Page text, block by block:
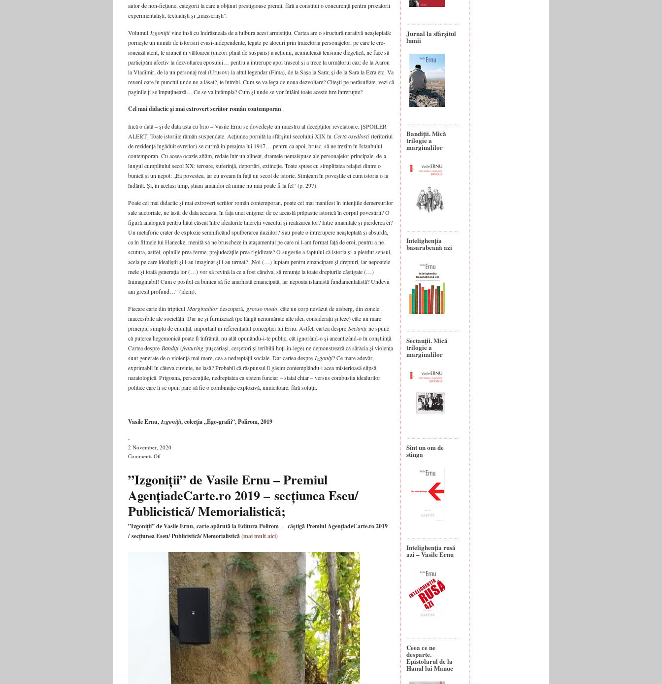
autor de non-ficțiune, categorii la care a obținut prestigioase premii, fără a constitui o concurență pentru prozatorii
experimentaliști, textualiști și „mașscriiști”.
Volumul Izgonițiivine însă cu îndrăzneala de a tulbura acest armistițiu. Cartea are o structură narativă neașteptată:
pornește un număr de istorisiri cvasi-independente, legate pe alocuri prin traiectoria personajelor, pe care le cre­
ionează atent, le aruncă în vâltoarea (uneori plină de suspans) a acțiunii, acumulează tensiune diegetică, ne face să
participăm afectiv la dezvoltarea eposului… pentru a întrerupe apoi traseul și a trece la următorul caz: de la Aaron
la Vladimir, de la un personaj real (Urusov) la altul legendar (Fima), de la Sașa la Sara; și de la Sara la Ezra etc. Va
reveni oare în punctul unde ne-a lăsat?, te întrebi. Cum se va lega de noua dezvoltare? Citești pe nerăsuflate, vezi că
paginile ți se împuținează… Ce se va întâmpla? Cum și unde se vor întâlni toate aceste fire întrerupte?
Cel mai didactic și mai extrovert scriitor român contemporan
Încă o dată – și de data asta cu brio – Vasile Ernu se dovedește un maestru al decepțiilor revelatoare. [SPOILER
ALERT] Toate istoriile rămân suspendate. Acțiunea pornită la sfârșitul secolului XIX în Certa osedlosti(teritoriul
de rezidență îngăduit evreilor) se curmă în preajma lui 1917… pentru ca apoi, brusc, să ne trezim în Istanbulul
contemporan. Cu aceea ocazie aflăm, redate într-un alineat, dramele nemaispuse ale personajelor principale, de-a
lungul cumplitului secol XX: teroare, suferin­ță, deportări, extincție. Toate spuse cu simplitatea relației dintre o
bunică și un nepot: „Ea povestea, iar eu aveam în față un secol de istorie. Simțeam în poveștile ei cum istoria o ia
îndărăt. Și, în același timp, știam amândoi că nimic nu mai poate fi la fel“ (p. 297).
Poate cel mai didactic și mai extrovert scriitor român contemporan, poate cel mai manifest în in­tențiile demersurilor
sale auctoriale, ne lasă, de data aceasta, în fața unei enigme: de ce această prăpastie istorică în corpul povestirii? O
figură analogică pentru hăul căscat între idealurile tinereții veacului și realizarea lor? Între umanitate și pierderea ei?
Un metaforic crater de explozie semnificând spulberarea iluziilor? Sau poate o întrerupere neașteptată și absurdă,
ca în filmele lui Hanecke, menită să ne bruscheze în atașamentul pe care ni l-am format față de eroi; pentru a ne
scutura, astfel, opiniile prea ferme, prejudecățile prea rigidizate? O sugestie a faptului că istoria și-a pierdut sensul,
acela pe care idealiștii și l-au imaginat și l-au ur­mat? „Noi (…) luptam pentru emancipare și drepturi, iar nepoatele
mele și toată generația lor (…) vor să revină la ce a fost cândva, să re­nunțe la toate drepturile câști­gate (…)
Inimaginabil! Cum e posibil ca bunica să fie anarhistă emancipată, iar nepoata islamistă fundamentalistă? Undeva
am greșit profund…“ (idem).
Fiecare carte din tripticul Mar­ginalilor descoperă, grosso modo, câte un corp nevăzut de aisberg, din zonele
inaccesibile ale societății. Dar ne și furnizează (pe lângă nenumărate alte idei, considerații și teze) câte un mare
principiu simplu de enunțat, important în referențialul concep­ției lui Ernu. Astfel, cartea despre Sectanține spune
că puterea hegemonică poate fi înfrântă, nu atât opunându-i-te public, cât ignorând-o și aneantizând-o în conștiință.
Cartea despre Bandiți(featuring pușcăriași, cerșetori și teribilii hoți-în-lege) ne demonstrează că sărăcia și violența
sunt generate de o violență mai mare, cea a nedreptății sociale. Dar cartea despre Izgoniți? Ce mare adevăr,
exprimabil în câteva cuvinte, ne lasă? Probabil că răspunsul îl găsim contemplându-i acea misterioasă elipsă
naratologică. Prigoana, persecuțiile, nedreptatea ca sistem funciar – statal chiar – versus combustia idealurilor
politice care li se opun pare să fie o combinație explozivă, nimicitoa­re, fără soluții.
Vasile Ernu,Izgoniții, colecția „Ego-grafii“, Polirom, 2019
-
2 November, 2020
Comments Offon
revelatoare
”Izgoniții” de Vasile Ernu – Premiul
AgențiadeCarte.ro 2019 – secțiunea Eseu/
Publicistică/ Memorialistică;
”Izgoniții” de Vasile Ernu, carte apărută la Editura Polirom – câștigă Premiul AgențiadeCarte.ro 2019
/ secțiunea Eseu/ Publicistică/ Memorialistică(mai mult aici)
Jurnal la sfârșitul
lumii
Bandiţii. Mică
trilogie a
marginalilor
Intelighenția
basarabeană azi
Sectanţii. Mică
trilogie a
marginalilor
Sînt un om de
stînga
Intelighenţia rusă
azi – Vasile Ernu
Ceea ce ne
desparte.
Epistolarul de la
Hanul lui Manuc